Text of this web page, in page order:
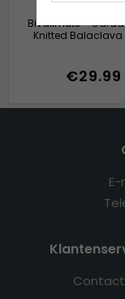
Bivakmuts -
Knitted Balaclava
€29.99
Contact